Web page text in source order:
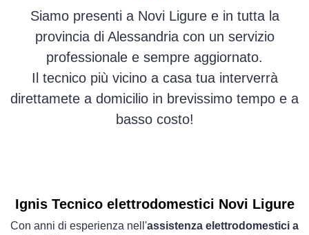
Siamo presenti a Novi Ligure e in tutta la
provincia di Alessandria con un servizio
professionale e sempre aggiornato.
Il tecnico più vicino a casa tua interverrà
direttamete a domicilio in brevissimo tempo e a
basso costo!
Ignis Tecnico elettrodomestici Novi Ligure
Con anni di esperienza nell'assistenza elettrodomestici a